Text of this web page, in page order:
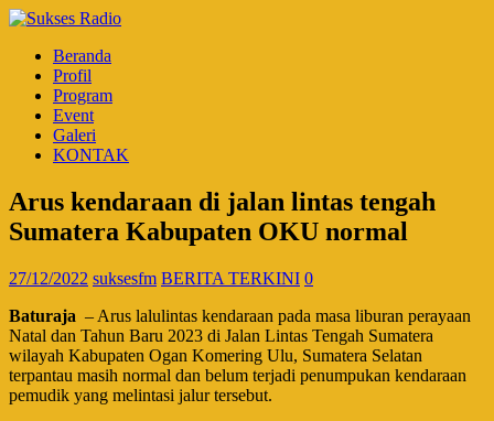
Beranda
Profil
Program
Event
Galeri
KONTAK
Arus kendaraan di jalan lintas tengah
Sumatera Kabupaten OKU normal
27/12/2022 suksesfm BERITA TERKINI 0
Baturaja – Arus lalulintas kendaraan pada masa liburan perayaan
Natal dan Tahun Baru 2023 di Jalan Lintas Tengah Sumatera
wilayah Kabupaten Ogan Komering Ulu, Sumatera Selatan
terpantau masih normal dan belum terjadi penumpukan kendaraan
pemudik yang melintasi jalur tersebut.